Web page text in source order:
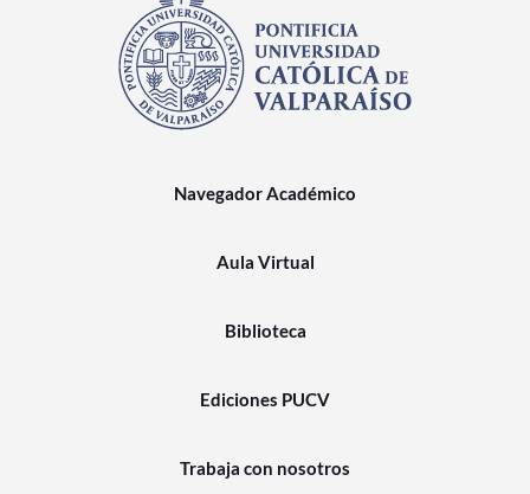
Navegador Académico
Aula Virtual
Biblioteca
Ediciones PUCV
Trabaja con nosotros